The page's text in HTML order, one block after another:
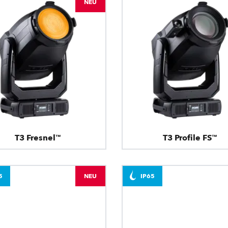
T3 Fresnel™
NEU
T3 Profile FS™
NEU IP65